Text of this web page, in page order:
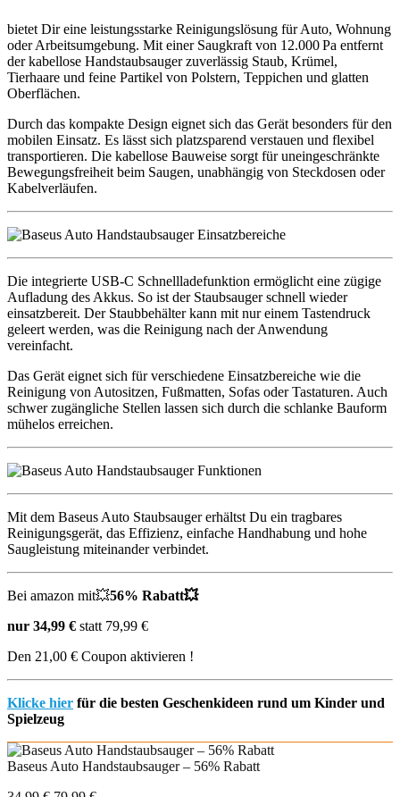
bietet Dir eine leistungsstarke Reinigungslösung für Auto, Wohnung
oder Arbeitsumgebung. Mit einer Saugkraft von 12.000 Pa entfernt
der kabellose Handstaubsauger zuverlässig Staub, Krümel,
Tierhaare und feine Partikel von Polstern, Teppichen und glatten
Oberflächen.
Durch das kompakte Design eignet sich das Gerät besonders für den
mobilen Einsatz. Es lässt sich platzsparend verstauen und flexibel
transportieren. Die kabellose Bauweise sorgt für uneingeschränkte
Bewegungsfreiheit beim Saugen, unabhängig von Steckdosen oder
Kabelverläufen.
Die integrierte USB-C Schnellladefunktion ermöglicht eine zügige
Aufladung des Akkus. So ist der Staubsauger schnell wieder
einsatzbereit. Der Staubbehälter kann mit nur einem Tastendruck
geleert werden, was die Reinigung nach der Anwendung
vereinfacht.
Das Gerät eignet sich für verschiedene Einsatzbereiche wie die
Reinigung von Autositzen, Fußmatten, Sofas oder Tastaturen. Auch
schwer zugängliche Stellen lassen sich durch die schlanke Bauform
mühelos erreichen.
Mit dem Baseus Auto Staubsauger erhältst Du ein tragbares
Reinigungsgerät, das Effizienz, einfache Handhabung und hohe
Saugleistung miteinander verbindet.
Bei amazon mit💥56% Rabatt💥
nur 34,99 € statt 79,99 €
Den 21,00 € Coupon aktivieren !
Klicke hier für die besten Geschenkideen rund um Kinder und
Spielzeug
Baseus Auto Handstaubsauger – 56% Rabatt